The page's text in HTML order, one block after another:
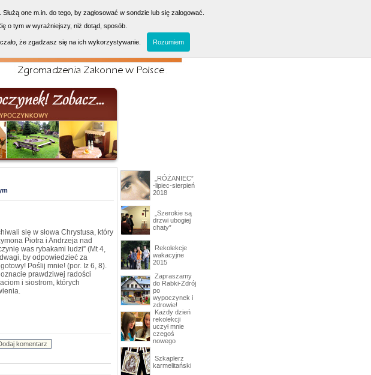
się w słowa Chrystusa, który
Piotra i Andrzeja nad
was rybakami ludzi” (Mt 4,
by odpowiedzieć za
Poślij mnie! (por. Iz 6, 8).
prawdziwej radości
i siostrom, których
„RÓŻANIEC”
-lipiec-sierpień
2018
„Szerokie są
drzwi ubogiej
chaty”
Rekolekcje
wakacyjne
2015
Zapraszamy
do Rabki-Zdrój
po
wypoczynek i
zdrowie!
Każdy dzień
rekolekcji
uczył mnie
czegoś
nowego
Szkaplerz
karmelitański
one m.in. do tego, by zagłosować w sondzie lub się zalogować.
o tym w wyraźniejszy, niż dotąd, sposób.
że zgadzasz się na ich wykorzystywanie. Rozumiem